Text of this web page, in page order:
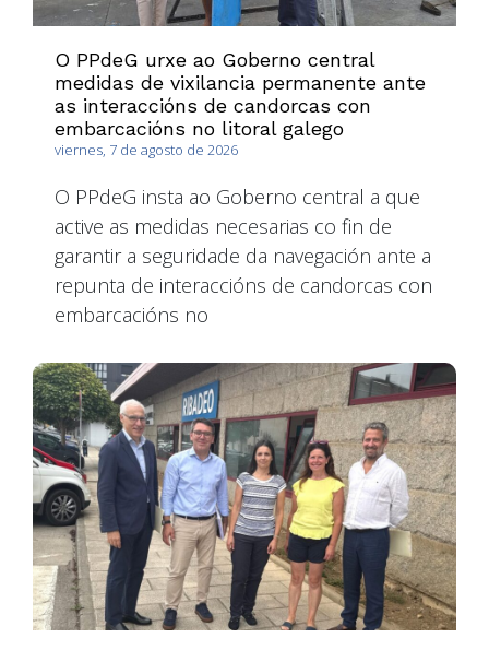
O PPdeG urxe ao Goberno central
medidas de vixilancia permanente ante
as interaccións de candorcas con
embarcacións no litoral galego
viernes, 7 de agosto de 2026
O PPdeG insta ao Goberno central a que
active as medidas necesarias co fin de
garantir a seguridade da navegación ante a
repunta de interaccións de candorcas con
embarcacións no